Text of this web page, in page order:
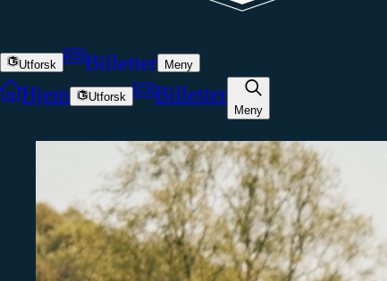
Utforsk Billetter Meny
Hjem Utforsk Billetter
Meny